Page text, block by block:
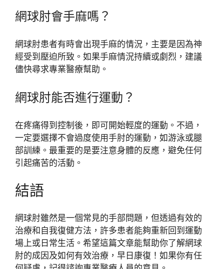
網球肘會手麻嗎？
網球肘患者有時會出現手麻的情況，主要是因為神
經受到壓迫所致。如果手麻情況持續或劇烈，建議
儘快尋求專業醫療幫助。
網球肘能否進行運動？
在疼痛得到控制後，即可開始輕度的運動。不過，
一定要選擇不會過度使用手肘的運動，如游泳或腿
部訓練。最重要的是要注意身體的反應，避免任何
引起痛苦的活動。
結語
網球肘雖然是一個常見的手部問題，但透過有效的
治療和自我復健方法，許多患者能夠重新回到運動
場上或日常生活。希望這篇文章能幫助你了解網球
肘的成因及如何有效治療，早日康復！如果你有任